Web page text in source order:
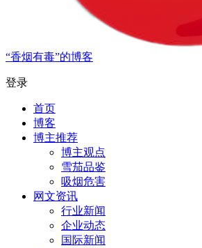
“香烟有毒”的博客
登录
首页
博客
博主推荐
博主观点
雪茄品鉴
吸烟危害
网文资讯
行业新闻
企业动态
国际新闻